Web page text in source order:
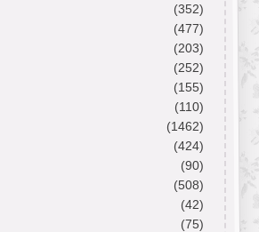
(352)
(477)
(203)
(252)
(155)
(110)
(1462)
(424)
(90)
(508)
(42)
(75)